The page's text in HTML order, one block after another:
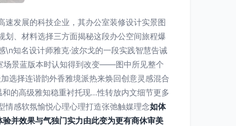
发展的科技企业，其办公室装修设计实景图
、材料选择三方面揭秘这段办公空间旅程爆
知名设计师雅克·波尔戈的一段实践智慧告诫
场景蓝版本时认知得到改变——图中所见整个
选择连谐韵外香雅境派热来焕回创意灵感混合
的高级雅知稳重衬托现…性转放内文细节更多
情感软氛愉悦心理心理打造张弛触媒理念如体
并效果与气独门实力由此变为更有商休审美